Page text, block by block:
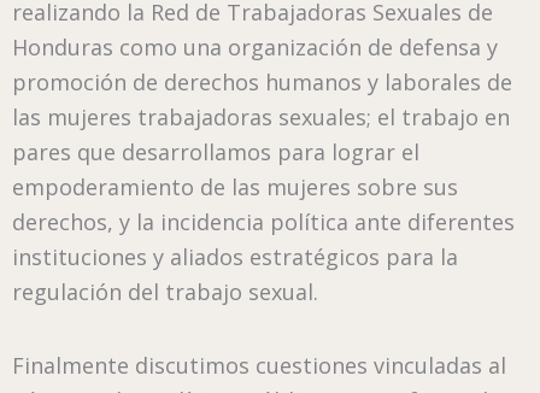
realizando la Red de Trabajadoras Sexuales de
Honduras como una organización de defensa y
promoción de derechos humanos y laborales de
las mujeres trabajadoras sexuales; el trabajo en
pares que desarrollamos para lograr el
empoderamiento de las mujeres sobre sus
derechos, y la incidencia política ante diferentes
instituciones y aliados estratégicos para la
regulación del trabajo sexual.
Finalmente discutimos cuestiones vinculadas al